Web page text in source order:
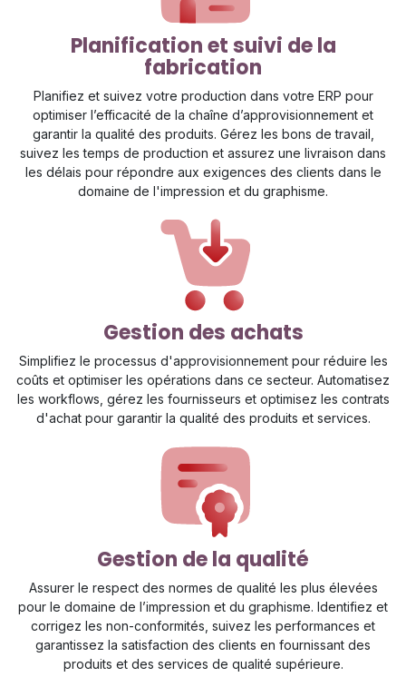
Planification et suivi de la
fabrication
Planifiez et suivez votre production dans votre ERP pour
optimiser l’efficacité de la chaîne d’approvisionnement et
garantir la qualité des produits. Gérez les bons de travail,
suivez les temps de production et assurez une livraison dans
les délais pour répondre aux exigences des clients dans le
domaine de l'impression et du graphisme.
Gestion des achats
Simplifiez le processus d'approvisionnement pour réduire les
coûts et optimiser les opérations dans ce secteur. Automatisez
les workflows, gérez les fournisseurs et optimisez les contrats
d'achat pour garantir la qualité des produits et services.
Gestion de la qualité
Assurer le respect des normes de qualité les plus élevées
pour le domaine de l’impression et du graphisme. Identifiez et
corrigez les non-conformités, suivez les performances et
garantissez la satisfaction des clients en fournissant des
produits et des services de qualité supérieure.